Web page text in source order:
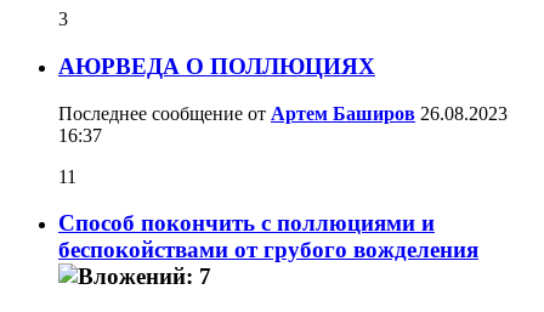
3
АЮРВЕДА О ПОЛЛЮЦИЯХ
Последнее сообщение от Артем Баширов 26.08.2023
16:37
11
Способ покончить с поллюциями и
беспокойствами от грубого вожделения